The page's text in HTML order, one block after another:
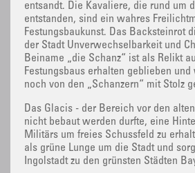
entsandt. Die Kavaliere, die rund um
entstanden, sind ein wahres
Festungsbaukunst. Das Backsteinrot
der Stadt Unverwechselbarkeit und
Beiname „die Schanz“ ist als Relikt
Festungsbaus erhalten geblieben
noch von den „Schanzern“ mit Stolz
Das Glacis - der Bereich vor den
nicht bebaut werden durfte, eine
Militärs um freies Schussfeld zu
als grüne Lunge um die Stadt und
Ingolstadt zu den grünsten Städten